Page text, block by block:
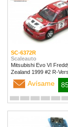
SC-6372R
Scaleauto
Mitsubishi Evo VI
Zealand
Avísame